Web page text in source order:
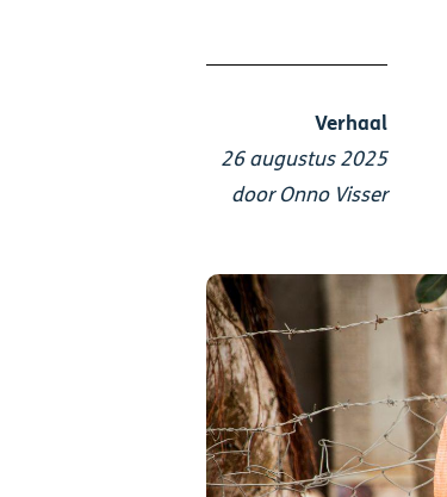
Verhaal
26 augustus 2025
door Onno Visser
Afbeelding